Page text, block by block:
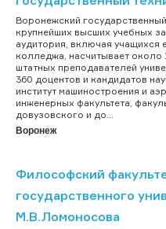
Воронежский
крупнейших высших учебных
аудитория, включая учащихся
колледжа, насчитывает около
штатных преподавателей
360 доцентов и кандидатов
институт машиностроения и
инженерных факультета,
довузовского и до...
Воронеж
Философский
государственного
М.В.Ломоносова